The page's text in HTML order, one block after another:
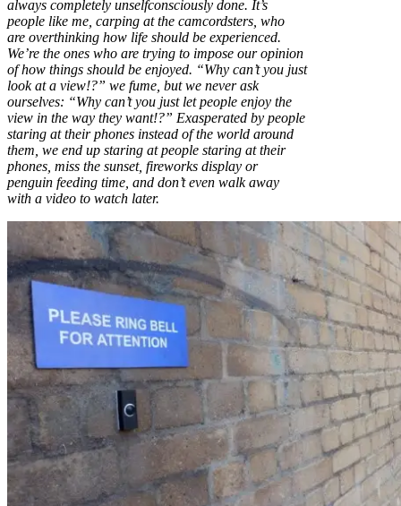
always completely unselfconsciously done. It’s
people like me, carping at the camcordsters, who
are overthinking how life should be experienced.
We’re the ones who are trying to impose our opinion
of how things should be enjoyed. “Why can’t you just
look at a view!?” we fume, but we never ask
ourselves: “Why can’t you just let people enjoy the
view in the way they want!?” Exasperated by people
staring at their phones instead of the world around
them, we end up staring at people staring at their
phones, miss the sunset, fireworks display or
penguin feeding time, and don’t even walk away
with a video to watch later.